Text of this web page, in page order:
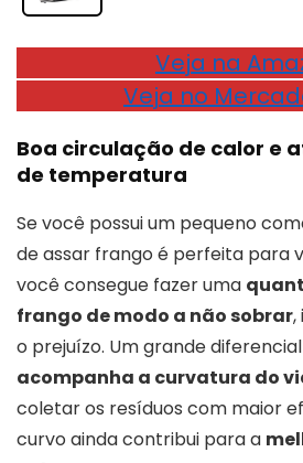
Veja na
Veja no
Boa circulação de calor e
de temperatura
Se você possui um pequeno
de assar frango é perfeita para
você consegue fazer uma
frango de modo a não sobrar,
o prejuízo. Um grande
acompanha a curvatura do
coletar os resíduos com maior
curvo ainda contribui para a